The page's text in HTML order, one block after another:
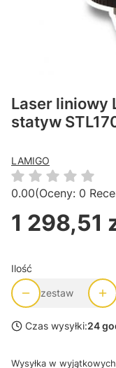
Laser liniowy
statyw
LAMIGO
0.00(Oceny: 0
Cena
1 298,51
Ilość
zestaw
Czas wysyłki:24
Wysyłka w